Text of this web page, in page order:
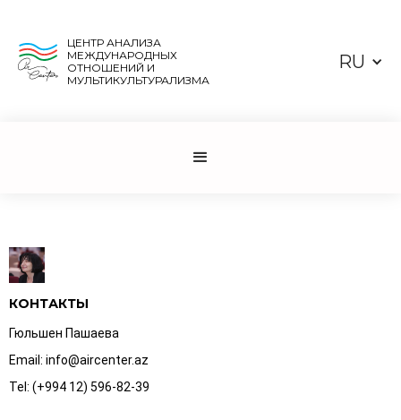
ЦЕНТР АНАЛИЗА
МЕЖДУНАРОДНЫХ
ОТНОШЕНИЙ И
МУЛЬТИКУЛЬТУРАЛИЗМА
RU
КОНТАКТЫ
Гюльшен Пашаева
Email: info@aircenter.az
Tel: (+994 12) 596-82-39